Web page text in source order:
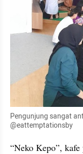
Pengunjung sangat
@eattemptationsby
“Neko Kepo”, kafe